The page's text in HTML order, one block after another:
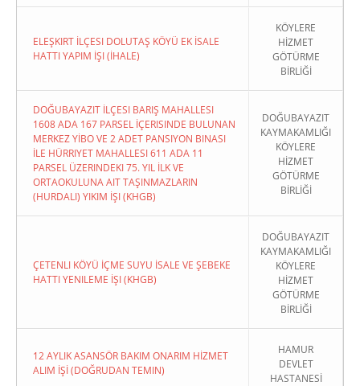
ELEŞKIRT İLÇESI DOLUTAŞ KÖYÜ EK İSALE
HATTI YAPIM İŞI (İHALE)
KÖYLERE
HİZMET
GÖTÜRME
BİRLİĞİ
DOĞUBAYAZIT İLÇESI BARIŞ MAHALLESI
1608 ADA 167 PARSEL İÇERISINDE BULUNAN
MERKEZ YİBO VE 2 ADET PANSIYON BINASI
İLE HÜRRIYET MAHALLESI 611 ADA 11
PARSEL ÜZERINDEKI 75. YIL İLK VE
ORTAOKULUNA AIT TAŞINMAZLARIN
(HURDALI) YIKIM İŞI (KHGB)
DOĞUBAYAZIT
KAYMAKAMLIĞI
KÖYLERE
HİZMET
GÖTÜRME
BİRLİĞİ
ÇETENLI KÖYÜ İÇME SUYU İSALE VE ŞEBEKE
HATTI YENILEME İŞI (KHGB)
DOĞUBAYAZIT
KAYMAKAMLIĞI
KÖYLERE
HİZMET
GÖTÜRME
BİRLİĞİ
12 AYLIK ASANSÖR BAKIM ONARIM HİZMET
ALIM İŞİ (DOĞRUDAN TEMIN)
HAMUR
DEVLET
HASTANESİ